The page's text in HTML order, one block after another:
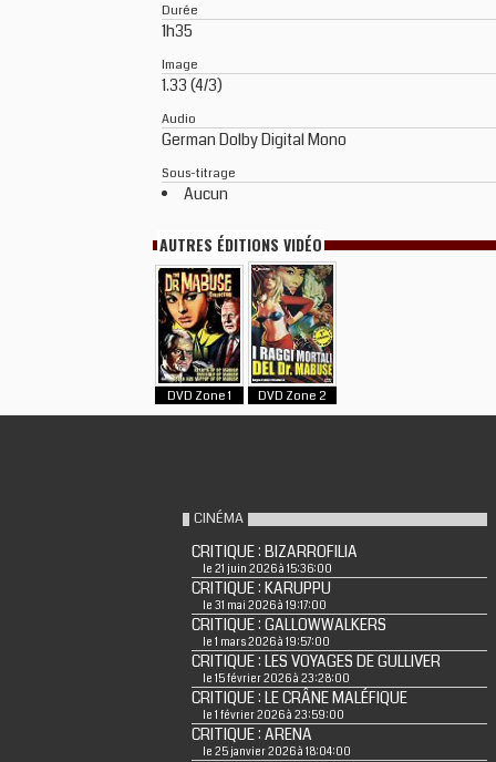
Durée
1h35
Image
1.33 (4/3)
Audio
German Dolby Digital Mono
Sous-titrage
Aucun
AUTRES ÉDITIONS VIDÉO
DVD Zone 1 DVD Zone 2
CINÉMA
CRITIQUE : BIZARROFILIA
le 21 juin 2026 à 15:36:00
CRITIQUE : KARUPPU
le 31 mai 2026 à 19:17:00
CRITIQUE : GALLOWWALKERS
le 1 mars 2026 à 19:57:00
CRITIQUE : LES VOYAGES DE GULLIVER
le 15 février 2026 à 23:28:00
CRITIQUE : LE CRÂNE MALÉFIQUE
le 1 février 2026 à 23:59:00
CRITIQUE : ARENA
le 25 janvier 2026 à 18:04:00